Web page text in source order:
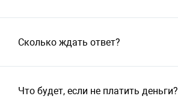
Сколько ждать ответ?
Что будет, если не платить деньги?